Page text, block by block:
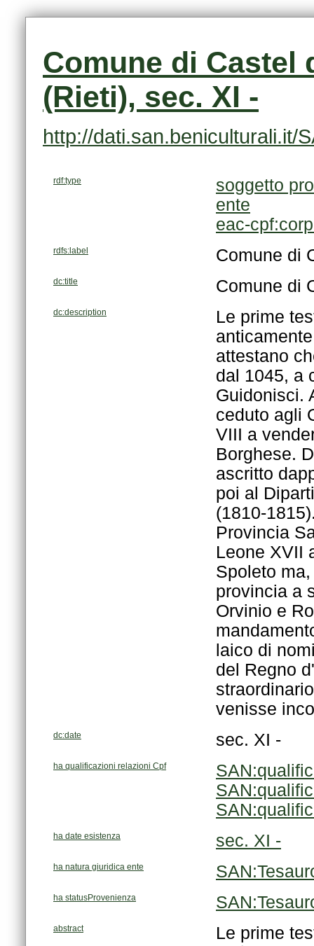
(Rieti), sec. XI -
http://dati.san.beniculturali.it/
rdf:type
soggetto
ente
eac-
rdfs:label Comune di
dc:title Comune di
dc:description
venisse
dc:date sec. XI -
ha qualificazioni relazioni Cpf
ha date esistenza sec. XI -
ha natura giuridica ente
ha statusProvenienza
abstract